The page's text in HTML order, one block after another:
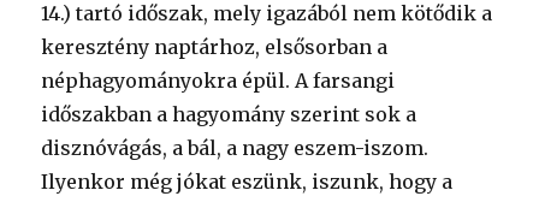
14.) tartó időszak, mely igazából nem kötődik a
keresztény naptárhoz, elsősorban a
néphagyományokra épül. A farsangi
időszakban a hagyomány szerint sok a
disznóvágás, a bál, a nagy eszem-iszom.
Ilyenkor még jókat eszünk, iszunk, hogy a